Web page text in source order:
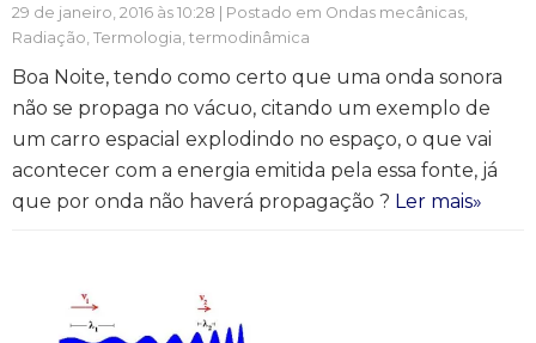
29 de janeiro, 2016 às 10:28 | Postado em Ondas mecânicas,
Radiação, Termologia, termodinâmica
Boa Noite, tendo como certo que uma onda sonora
não se propaga no vácuo, citando um exemplo de
um carro espacial explodindo no espaço, o que vai
acontecer com a energia emitida pela essa fonte, já
que por onda não haverá propagação ? Ler mais»